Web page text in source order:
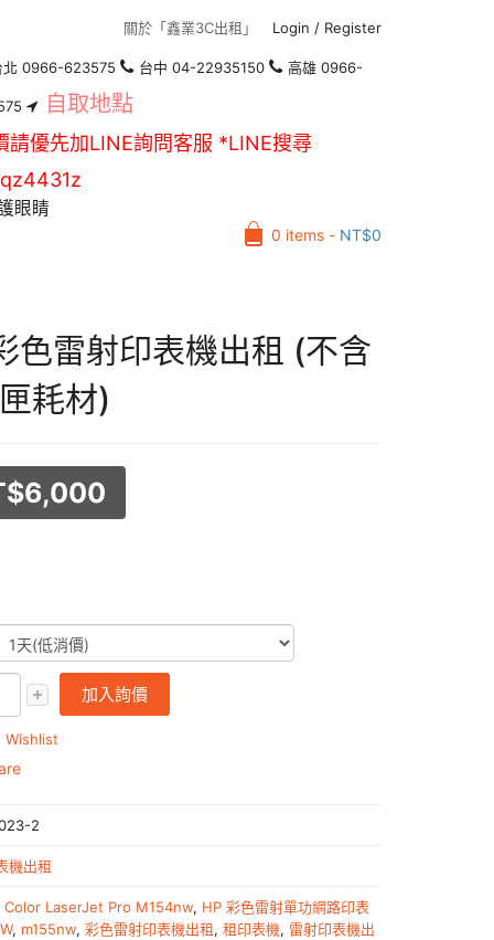
Login / Register
關於「鑫業3C出租」
北 0966-623575 台中 04-22935150 高雄 0966-
自取地點
請優先加LINE詢問客服 *LINE搜尋
眼睛
0 items - NT$0
色雷射印表機出租 (不含
耗材)
6,000
加入詢價
Wishlist
2
機出租
Color LaserJet Pro M154nw, HP 彩色雷射單功網路印表
, m155nw,彩色雷射印表機出租,租印表機, 雷射印表機出